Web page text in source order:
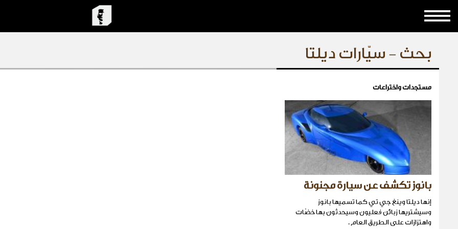
بحث - سيّارات ديلتا
مستجدات واختراعات
بانوز تكشف عن سيارة مجنونة
إنها ديلتا وينغ جي تي كما تسميها بانوز
وسيشتريها زبائن فعليون وسيحدثون بها خضّات
واهتزازات على الطريق العام .